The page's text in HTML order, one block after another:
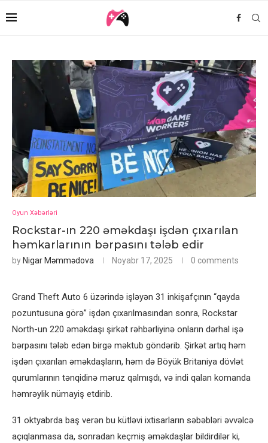
Oyun Xəbərləri
Rockstar-ın 220 əməkdaşı işdən çıxarılan
həmkarlarının bərpasını tələb edir
by Nigar Məmmədova Noyabr 17, 2025 0 comments
Grand Theft Auto 6 üzərində işləyən 31 inkişafçının “qayda
pozuntusuna görə” işdən çıxarılmasından sonra, Rockstar
North-un 220 əməkdaşı şirkət rəhbərliyinə onların dərhal işə
bərpasını tələb edən birgə məktub göndərib. Şirkət artıq həm
işdən çıxarılan əməkdaşların, həm də Böyük Britaniya dövlət
qurumlarının tənqidinə məruz qalmışdı, və indi qalan komanda
həmrəylik nümayiş etdirib.
31 oktyabrda baş verən bu kütləvi ixtisarların səbəbləri əvvəlcə
açıqlanmasa da, sonradan keçmiş əməkdaşlar bildirdilər ki,